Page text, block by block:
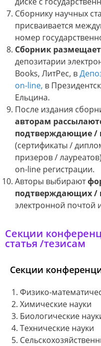
Сборнику научных
присваивается
номер
Сборник
депозитарии
Books, ЛитРес, в
on-line, в
Ельцина.
После издания
авторам
подтверждающие /
(сертификаты /
призеров /
on-line регистрации.
Авторы выбирают
подтверждающих /
электронной почтой
Секции
статья /тезисам
Секции
Физико-
Химические науки
Биологические
Технические науки